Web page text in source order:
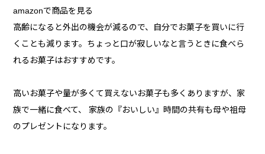
amazonで商品を見る
高齢になると外出の機会が減るので、自分でお菓子を買いに行
くことも減ります。ちょっと口が寂しいなと言うときに食べら
れるお菓子はおすすめです。
高いお菓子や量が多くて買えないお菓子も多くありますが、家
族で一緒に食べて、 家族の『おいしい』時間の共有も母や祖母
のプレゼントになります。